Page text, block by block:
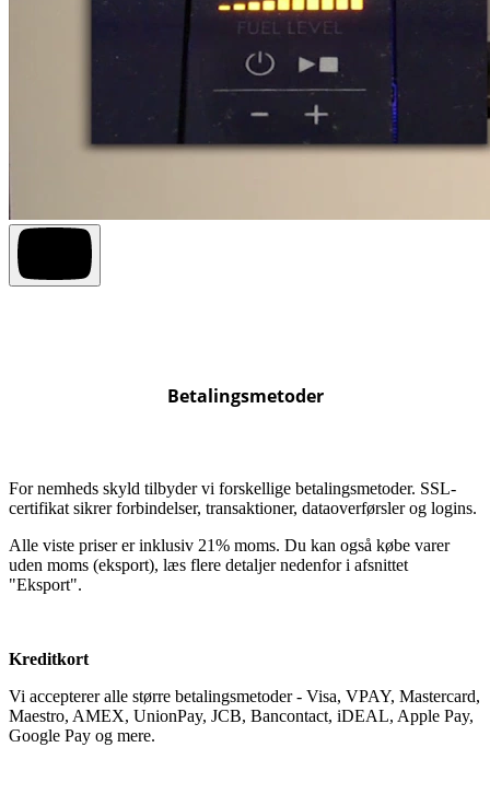
Betalingsmetoder
For nemheds skyld tilbyder vi forskellige betalingsmetoder. SSL-
certifikat sikrer forbindelser, transaktioner, dataoverførsler og logins.
Alle viste priser er inklusiv 21% moms. Du kan også købe varer
uden moms (eksport), læs flere detaljer nedenfor i afsnittet
"Eksport".
Kreditkort
Vi accepterer alle større betalingsmetoder - Visa, VPAY, Mastercard,
Maestro, AMEX, UnionPay, JCB, Bancontact, iDEAL, Apple Pay,
Google Pay og mere.